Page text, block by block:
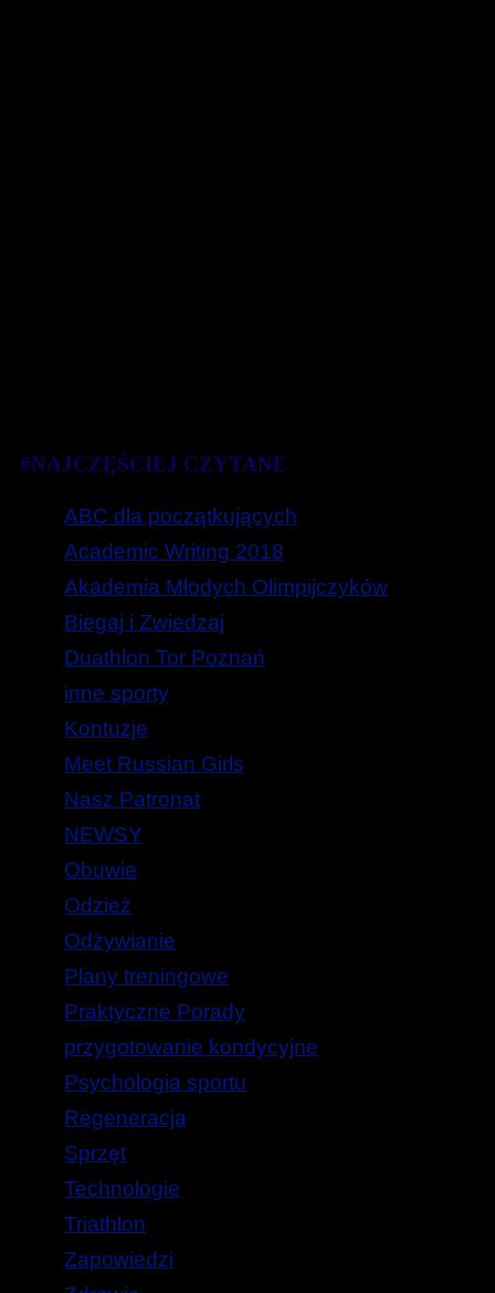
#NAJCZĘŚCIEJ CZYTANE
ABC dla początkujących
Academic Writing 2018
Akademia Młodych Olimpijczyków
Biegaj i Zwiedzaj
Duathlon Tor Poznań
inne sporty
Kontuzje
Meet Russian Girls
Nasz Patronat
NEWSY
Obuwie
Odzież
Odżywianie
Plany treningowe
Praktyczne Porady
przygotowanie kondycyjne
Psychologia sportu
Regeneracja
Sprzęt
Technologie
Triathlon
Zapowiedzi